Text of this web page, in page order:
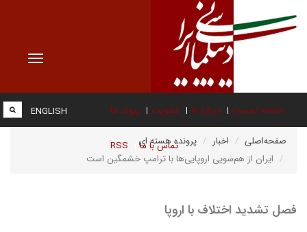
Toggle
صفحه نخست درباره ما عضویت پیوند ها
تماس با ما RSS
ENGLISH
صفحه‌اصلی اخبار
پرونده هسته ای
ایران از هم‌سویی اروپایی‌ها با ترامپ خشمگین است
فصل تشدید اختلاف با اروپا